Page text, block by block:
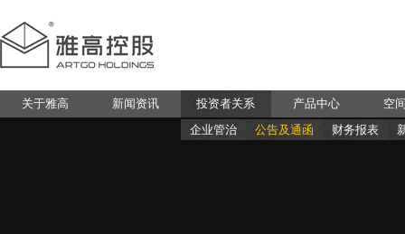
关于雅高 新闻资讯
投资者关系
企业管治
公告及通函 财务报表
产品中心 空